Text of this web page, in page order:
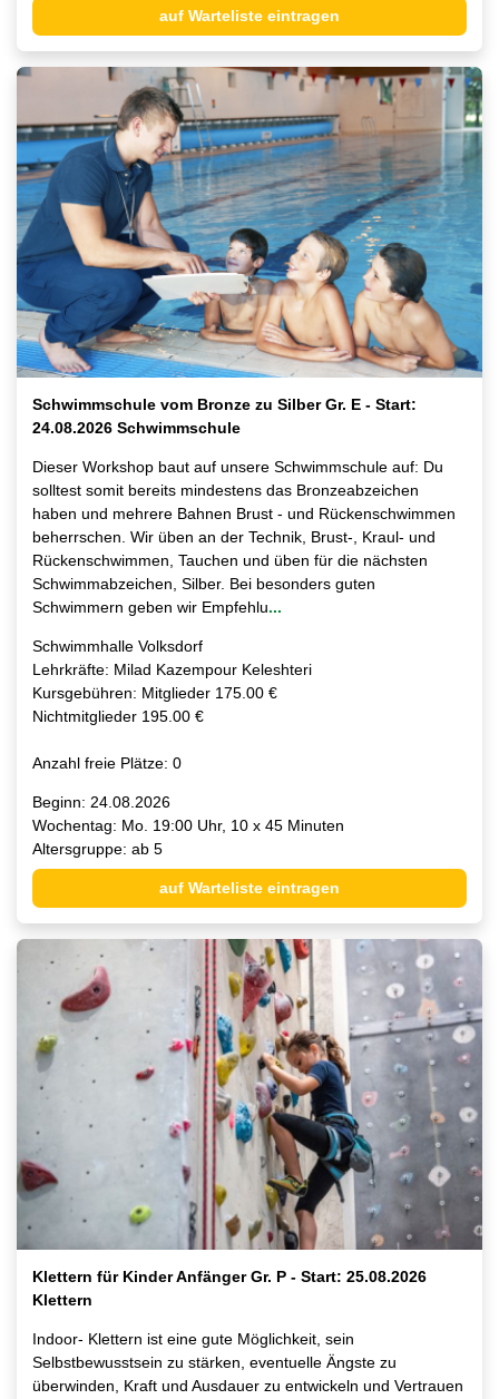
auf Warteliste eintragen
Schwimmschule vom Bronze zu Silber Gr. E - Start:
24.08.2026 Schwimmschule
Dieser Workshop baut auf unsere Schwimmschule auf: Du
solltest somit bereits mindestens das Bronzeabzeichen
haben und mehrere Bahnen Brust - und Rückenschwimmen
beherrschen. Wir üben an der Technik, Brust-, Kraul- und
Rückenschwimmen, Tauchen und üben für die nächsten
Schwimmabzeichen, Silber. Bei besonders guten
Schwimmern geben wir Empfehlu...
Schwimmhalle Volksdorf
Lehrkräfte: Milad Kazempour Keleshteri
Kursgebühren: Mitglieder 175.00 €
Nichtmitglieder 195.00 €
Anzahl freie Plätze: 0
Beginn: 24.08.2026
Wochentag: Mo. 19:00 Uhr, 10 x 45 Minuten
Altersgruppe: ab 5
auf Warteliste eintragen
Klettern für Kinder Anfänger Gr. P - Start: 25.08.2026
Klettern
Indoor- Klettern ist eine gute Möglichkeit, sein
Selbstbewusstsein zu stärken, eventuelle Ängste zu
überwinden, Kraft und Ausdauer zu entwickeln und Vertrauen